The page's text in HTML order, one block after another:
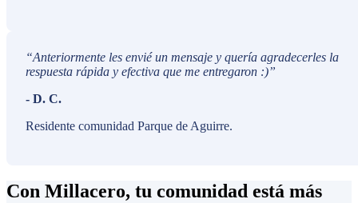
“Anteriormente les envié un mensaje y quería agradecerles la
respuesta rápida y efectiva que me entregaron :)”
- D. C.
Residente comunidad Parque de Aguirre.
Con Millacero, tu comunidad está más